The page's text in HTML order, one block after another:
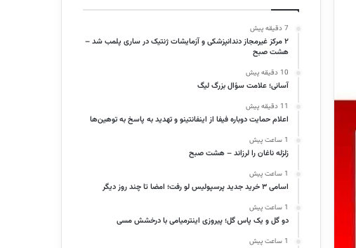
7 دقیقه پیش
۲ مرکز غیرمجاز دندانپزشکی و آزمایشات ژنتیک در ساری پلمب شد –
هشت صبح
10 دقیقه پیش
آسانی؛ علامت سؤال بزرگ لیگ
11 دقیقه پیش
اعلام حمایت دوباره فیفا از اینفانتینو و تهدید به پاسخ به توهین‌ها
1 ساعت پیش
زلزله ناغان را لرزاند – هشت صبح
1 ساعت پیش
اسامی ۳ خرید جدید پرسپولیس لو رفت؛ امضا تا چند روز دیگر
1 ساعت پیش
دو گل و یک پاس گل؛ پیروزی اینترمیامی با درخشش مسی
1 ساعت پیش